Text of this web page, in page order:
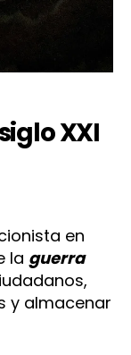
XXI
en
la guerra
y almacenar